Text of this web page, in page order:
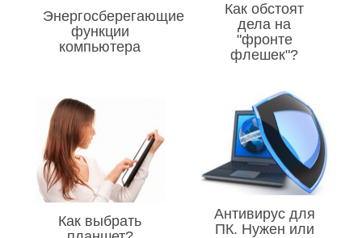
Энергосберегающие
функции
компьютера
Как обстоят
дела на
"фронте
флешек"?
Как выбрать
Антивирус для
ПК. Нужен или